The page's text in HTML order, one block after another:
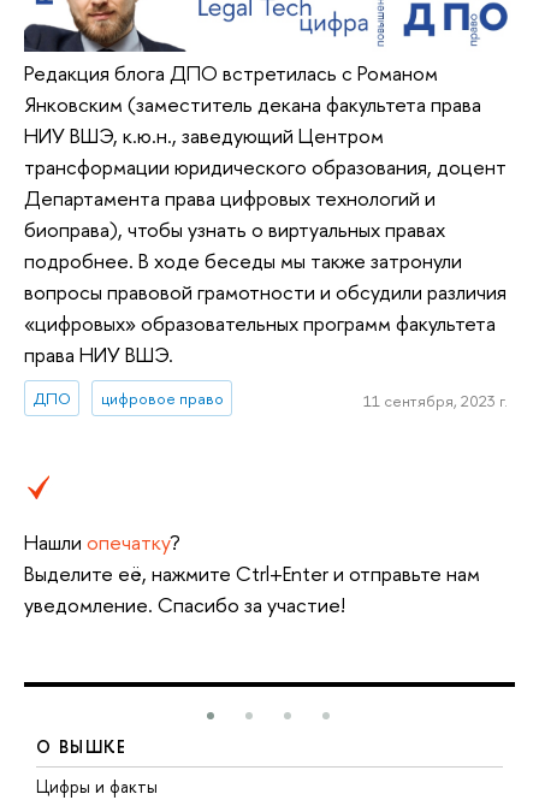
Редакция блога ДПО встретилась с Романом
Янковским (заместитель декана факультета права
НИУ ВШЭ, к.ю.н., заведующий Центром
трансформации юридического образования, доцент
Департамента права цифровых технологий и
биоправа), чтобы узнать о виртуальных правах
подробнее. В ходе беседы мы также затронули
вопросы правовой грамотности и обсудили различия
«цифровых» образовательных программ факультета
права НИУ ВШЭ.
ДПО цифровое право 11 сентября, 2023 г.
Нашли опечатку?
Выделите её, нажмите Ctrl+Enter и отправьте нам
уведомление. Спасибо за участие!
О ВЫШКЕ
Цифры и факты